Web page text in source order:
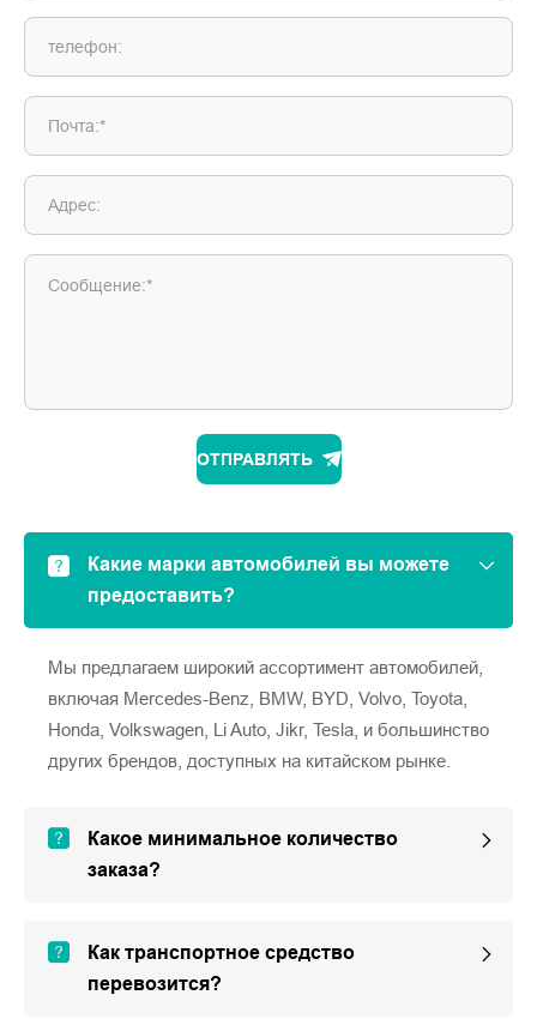
телефон:
Почта:*
Адрес:
Сообщение:*
ОТПРАВЛЯТЬ
Какие марки автомобилей вы можете
предоставить?
Мы предлагаем широкий ассортимент автомобилей,
включая Mercedes-Benz, BMW, BYD, Volvo, Toyota,
Honda, Volkswagen, Li Auto, Jikr, Tesla, и большинство
других брендов, доступных на китайском рынке.
Какое минимальное количество
заказа?
Как транспортное средство
перевозится?